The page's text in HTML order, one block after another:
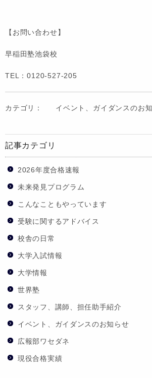
【お問い合わせ】
早稲田塾池袋校
TEL：0120-527-205
カテゴリ： イベント、ガイダンスのお
記事カテゴリ
2026年度合格速報
未来発見プログラム
こんなこともやっています
受験に関するアドバイス
校舎の日常
大学入試情報
大学情報
世界塾
スタッフ、講師、担任助手紹介
イベント、ガイダンスのお知らせ
広報部ワセダネ
現役合格実績